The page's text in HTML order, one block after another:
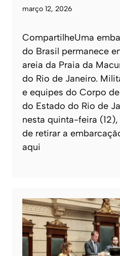
março 12, 2026
CompartilheUma
do Brasil permanece
areia da Praia da
do Rio de Janeiro.
e equipes do Corpo
do Estado do Rio de
nesta quinta-feira
de retirar a
aqui